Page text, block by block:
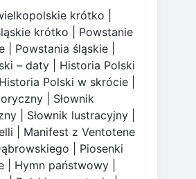
krótko
krótko
Powstanie
Powstania śląskie
– daty
Historia Polski
Historia Polski w skrócie
Słownik
Słownik lustracyjny
Manifest z Ventotene
Piosenki
Hymn państwowy